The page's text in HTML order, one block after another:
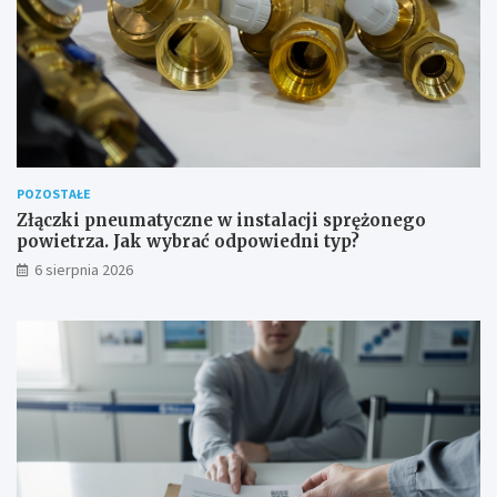
d
o
w
POZOSTAŁE
Złączki pneumatyczne w instalacji sprężonego
powietrza. Jak wybrać odpowiedni typ?
6 sierpnia 2026